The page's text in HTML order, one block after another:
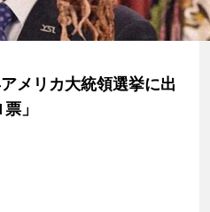
メリカ大統領選挙に出
」